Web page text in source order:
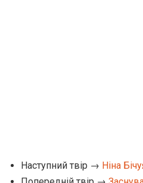
Наступний твір → Ніна